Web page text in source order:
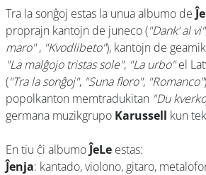
Tra la sonĝoj estas la unua albumo de
proprajn kantojn de juneco ("Dank’ al vi"
maro", "Kvodlibeto"), kantojn de
"La malĝojo tristas sole", "La urbo"el
("Tra la sonĝoj", "Suna floro", "Romanco"
popolkanton memtradukitan "Du
germana muzikgrupo Karussell kun
En tiu ĉi albumoĴeLe estas:
Ĵenja: kantado, violono, gitaro,